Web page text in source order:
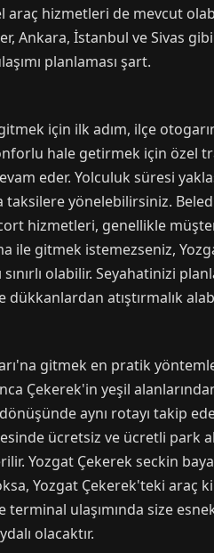
araç hizmetleri de mevcut
Ankara, İstanbul ve Sivas
planlaması şart.
için ilk adım, ilçe
hale getirmek için özel
eder. Yolculuk süresi
yönelebilirsiniz.
hizmetleri, genellikle
ile gitmek istemezseniz,
sınırlı olabilir. Seyahatinizi
dükkanlardan atıştırmalık
gitmek en pratik
Çekerek'in yeşil
aynı rotayı takip
ücretsiz ve ücretli
Yozgat Çekerek seckin
Yozgat Çekerek'teki araç
ulaşımında size
olacaktır.